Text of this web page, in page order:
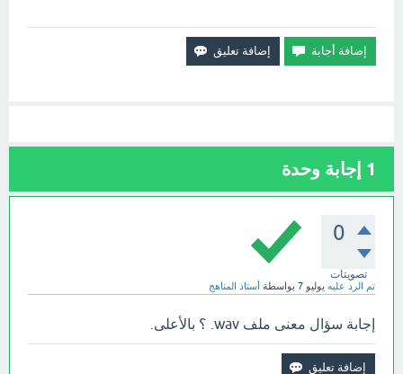
1 إجابة وحدة
0
تصويتات
تم الرد عليه يوليو 7 بواسطة أستاذ المناهج
إجابة سؤال معنى ملف wav. ؟ بالأعلى.